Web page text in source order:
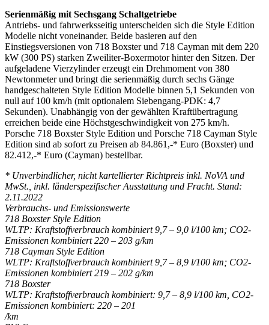
Serienmäßig mit Sechsgang Schaltgetriebe
Antriebs- und fahrwerksseitig unterscheiden sich die Style Edition
Modelle nicht voneinander. Beide basieren auf den
Einstiegsversionen von 718 Boxster und 718 Cayman mit dem 220
kW (300 PS) starken Zweiliter-Boxermotor hinter den Sitzen. Der
aufgeladene Vierzylinder erzeugt ein Drehmoment von 380
Newtonmeter und bringt die serienmäßig durch sechs Gänge
handgeschalteten Style Edition Modelle binnen 5,1 Sekunden von
null auf 100 km/h (mit optionalem Siebengang-PDK: 4,7
Sekunden). Unabhängig von der gewählten Kraftübertragung
erreichen beide eine Höchstgeschwindigkeit von 275 km/h.
Porsche 718 Boxster Style Edition und Porsche 718 Cayman Style
Edition sind ab sofort zu Preisen ab 84.861,-* Euro (Boxster) und
82.412,-* Euro (Cayman) bestellbar.
* Unverbindlicher, nicht kartellierter Richtpreis inkl. NoVA und
MwSt., inkl. länderspezifischer Ausstattung und Fracht. Stand:
2.11.2022
Verbrauchs- und Emissionswerte
718 Boxster Style Edition
WLTP: Kraftstoffverbrauch kombiniert 9,7 – 9,0 l/100 km; CO2-
Emissionen kombiniert 220 – 203 g/km
718 Cayman Style Edition
WLTP: Kraftstoffverbrauch kombiniert 9,7 – 8,9 l/100 km; CO2-
Emissionen kombiniert 219 – 202 g/km
718 Boxster
WLTP: Kraftstoffverbrauch kombiniert: 9,7 – 8,9 l/100 km, CO2-
Emissionen kombiniert: 220 – 201
/km